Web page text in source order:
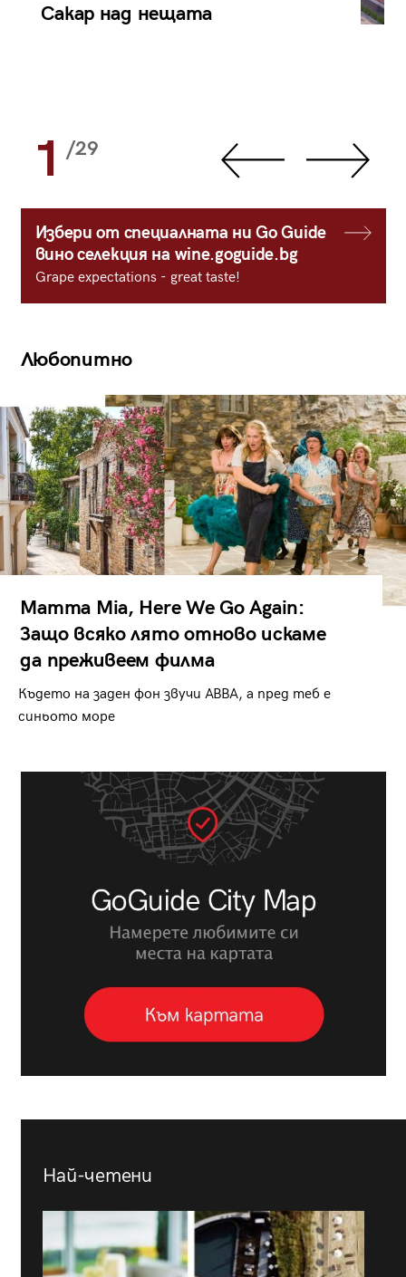
Сакар над нещата
1 /29
Избери от специалната ни Go Guide
вино селекция на wine.goguide.bg
Grape expectations - great taste!
Любопитно
Mamma Mia, Here We Go Again:
Защо всяко лято отново искаме
да преживеем филма
Където на заден фон звучи ABBA, а пред теб е
синьото море
Най-четени